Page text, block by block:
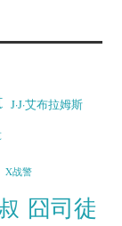
J·J·艾布拉姆斯
X战警
囧司徒